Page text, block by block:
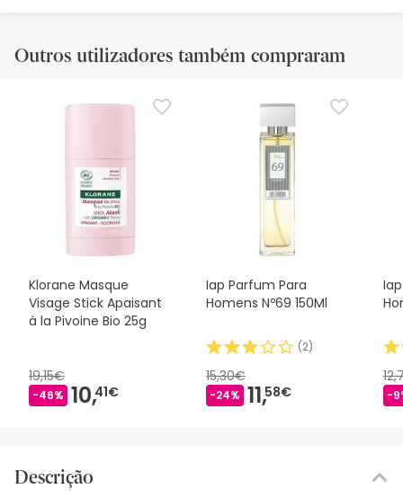
Outros utilizadores também compraram
Klorane Masque
Visage Stick Apaisant
à la Pivoine Bio 25g
19,15€
-46% 10,41€
Iap Parfum Para
Homens Nº69 150Ml
(2)
15,30€
-24% 11,58€ -
Descrição